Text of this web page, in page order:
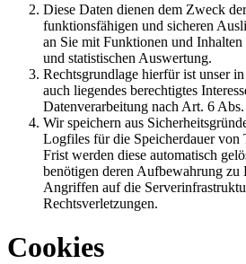
Diese Daten dienen dem Zweck
funktionsfähigen und sicheren
an Sie mit Funktionen und
und statistischen Auswertung.
Rechtsgrundlage hierfür ist unser
auch liegendes berechtigtes
Datenverarbeitung nach Art. 6
Wir speichern aus
Logfiles für die Speicherdauer von
Frist werden diese automatisch
benötigen deren Aufbewahrung zu
Angriffen auf die
Rechtsverletzungen.
Cookies